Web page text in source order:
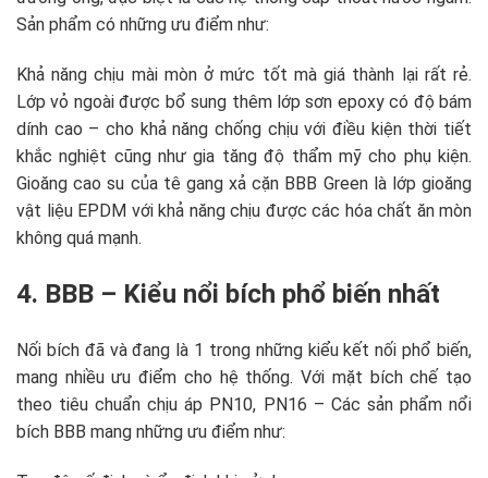
Sản phẩm có những ưu điểm như:
Khả năng chịu mài mòn ở mức tốt mà giá thành lại rất rẻ.
Lớp vỏ ngoài được bổ sung thêm lớp sơn epoxy có độ bám
dính cao – cho khả năng chống chịu với điều kiện thời tiết
khắc nghiệt cũng như gia tăng độ thẩm mỹ cho phụ kiện.
Gioăng cao su của tê gang xả cặn BBB Green là lớp gioăng
vật liệu EPDM với khả năng chịu được các hóa chất ăn mòn
không quá mạnh.
4. BBB – Kiểu nổi bích phổ biến nhất
Nối bích đã và đang là 1 trong những kiểu kết nối phổ biến,
mang nhiều ưu điểm cho hệ thống. Với mặt bích chế tạo
theo tiêu chuẩn chịu áp PN10, PN16 – Các sản phẩm nổi
bích BBB mang những ưu điểm như: